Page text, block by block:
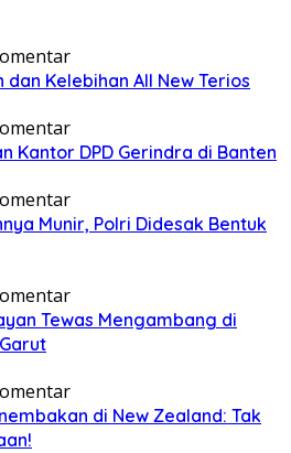
Kelebihan All New Terios
Kantor DPD Gerindra di Banten
Munir, Polri Didesak Bentuk
Tewas Mengambang di
di New Zealand: Tak